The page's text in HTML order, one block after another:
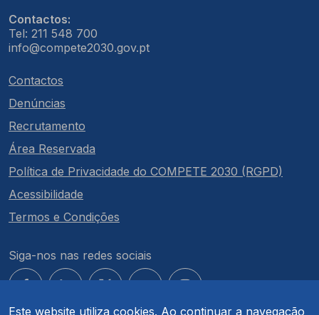
Este website utiliza cookies. Ao continuar a navegação
Contactos:
Tel: 211 548 700
info@compete2030.gov.pt
Contactos
Denúncias
Recrutamento
Área Reservada
Política de Privacidade do COMPETE 2030 (RGPD)
Acessibilidade
Termos e Condições
Siga-nos nas redes sociais